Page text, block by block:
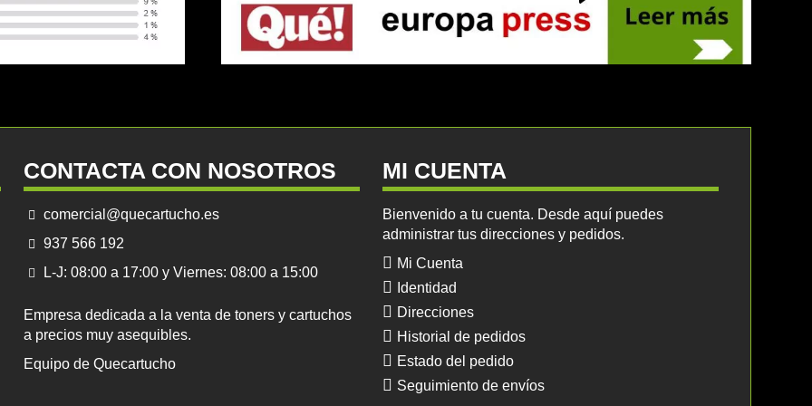
CONTACTA CON NOSOTROS
comercial@quecartucho.es
937 566 192
L-J: 08:00 a 17:00 y Viernes: 08:00 a 15:00
Empresa dedicada a la venta de toners y cartuchos
a precios muy asequibles.
Equipo de Quecartucho
MI CUENTA
Bienvenido a tu cuenta. Desde aquí puedes
administrar tus direcciones y pedidos.
Mi Cuenta
Identidad
Direcciones
Historial de pedidos
Estado del pedido
Seguimiento de envíos